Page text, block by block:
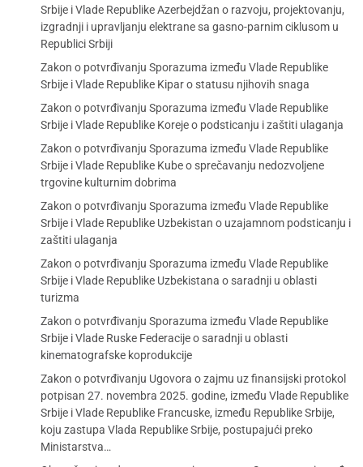
Srbije i Vlade Republike Azerbejdžan o razvoju, projektovanju,
izgradnji i upravljanju elektrane sa gasno-parnim ciklusom u
Republici Srbiji
Zakon o potvrđivanju Sporazuma između Vlade Republike
Srbije i Vlade Republike Kipar o statusu njihovih snaga
Zakon o potvrđivanju Sporazuma između Vlade Republike
Srbije i Vlade Republike Koreje o podsticanju i zaštiti ulaganja
Zakon o potvrđivanju Sporazuma između Vlade Republike
Srbije i Vlade Republike Kube o sprečavanju nedozvoljene
trgovine kulturnim dobrima
Zakon o potvrđivanju Sporazuma između Vlade Republike
Srbije i Vlade Republike Uzbekistan o uzajamnom podsticanju i
zaštiti ulaganja
Zakon o potvrđivanju Sporazuma između Vlade Republike
Srbije i Vlade Republike Uzbekistana o saradnji u oblasti
turizma
Zakon o potvrđivanju Sporazuma između Vlade Republike
Srbije i Vlade Ruske Federacije o saradnji u oblasti
kinematografske koprodukcije
Zakon o potvrđivanju Ugovora o zajmu uz finansijski protokol
potpisan 27. novembra 2025. godine, između Vlade Republike
Srbije i Vlade Republike Francuske, između Republike Srbije,
koju zastupa Vlada Republike Srbije, postupajući preko
Ministarstva…